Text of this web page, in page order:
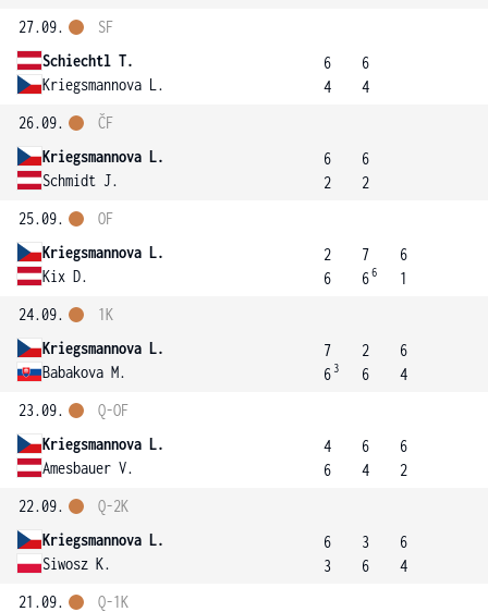
27.09.
Schiechtl T.
Kriegsmannova L.
SF
6
4
6
4
26.09.
Kriegsmannova L.
Schmidt J.
ČF
6
2
6
2
25.09.
Kriegsmannova L.
Kix D.
OF
2
6
7
66
6
1
24.09.
Kriegsmannova L.
Babakova M.
1K
7
6 3
2
6
6
4
23.09.
Kriegsmannova L.
Amesbauer V.
Q-OF
4
6
6
4
6
2
22.09.
Kriegsmannova L.
Siwosz K.
Q-2K
6
3
3
6
6
4
21.09.
Q-1K